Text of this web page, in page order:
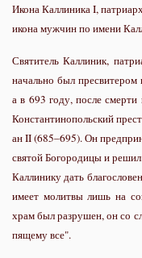
Икона Каллиника I,
икона мужчин по имени
Свя­ти­тель Кал­ли­ник,
на­чаль­но был
а в 693 го­ду, по­сле
Кон­стан­ти­но­поль­ский
ан II (685–695). Он
свя­той Бо­го­ро­ди­цы и
Кал­ли­ни­ку дать
име­ет мо­лит­вы лишь на
храм был раз­ру­шен, он со
пя­ще­му все".